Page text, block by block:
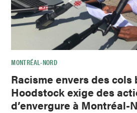
MONTRÉAL-NORD
Racisme envers des cols
Hoodstock exige des
d’envergure à Montréal-